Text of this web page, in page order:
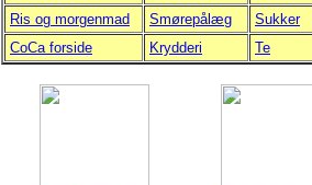
Ris og morgenmad
Smørepålæg
Sukker
CoCa forside
Krydderi Te